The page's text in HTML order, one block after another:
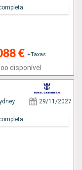
€ +Taxas
disponível
29/11/2027